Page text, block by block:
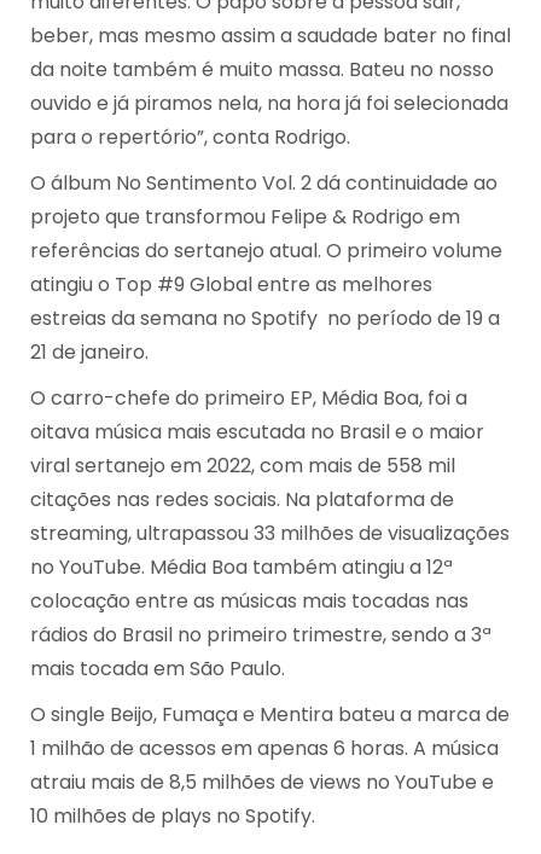
beber, mas mesmo assim a saudade bater no final
da noite também é muito massa. Bateu no nosso
ouvido e já piramos nela, na hora já foi selecionada
para o repertório”, conta Rodrigo.
O álbum No Sentimento Vol. 2 dá continuidade ao
projeto que transformou Felipe & Rodrigo em
referências do sertanejo atual. O primeiro volume
atingiu o Top #9 Global entre as melhores
estreias da semana no Spotify no período de 19 a
21 de janeiro.
O carro-chefe do primeiro EP, Média Boa, foi a
oitava música mais escutada no Brasil e o maior
viral sertanejo em 2022, com mais de 558 mil
citações nas redes sociais. Na plataforma de
streaming, ultrapassou 33 milhões de visualizações
no YouTube. Média Boa também atingiu a 12ª
colocação entre as músicas mais tocadas nas
rádios do Brasil no primeiro trimestre, sendo a 3ª
mais tocada em São Paulo.
O single Beijo, Fumaça e Mentira bateu a marca de
1 milhão de acessos em apenas 6 horas. A música
atraiu mais de 8,5 milhões de views no YouTube e
10 milhões de plays no Spotify.